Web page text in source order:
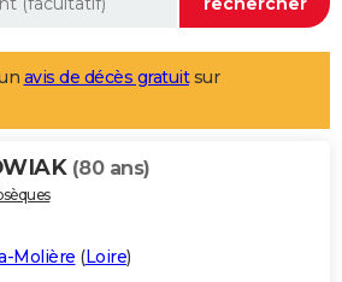
avis de décès gratuitsur
(80 ans)
Molière (Loire)